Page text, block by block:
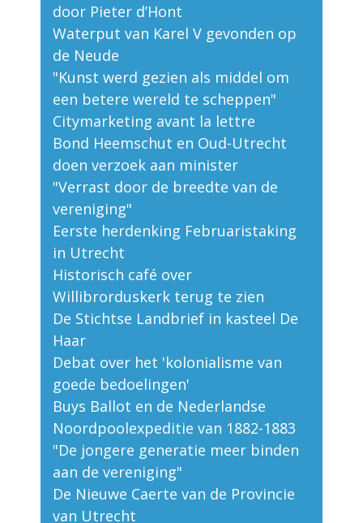
door Pieter d’Hont
Waterput van Karel V gevonden op
de Neude
"Kunst werd gezien als middel om
een betere wereld te scheppen"
Citymarketing avant la lettre
Bond Heemschut en Oud-Utrecht
doen verzoek aan minister
"Verrast door de breedte van de
vereniging"
Eerste herdenking Februaristaking
in Utrecht
Historisch café over
Willibrorduskerk terug te zien
De Stichtse Landbrief in kasteel De
Haar
Debat over het 'kolonialisme van
goede bedoelingen'
Buys Ballot en de Nederlandse
Noordpoolexpeditie van 1882-1883
"De jongere generatie meer binden
aan de vereniging"
De Nieuwe Caerte van de Provincie
van Utrecht